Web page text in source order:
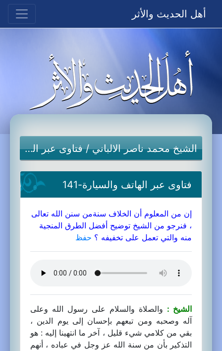
أهل الحديث والأثر
الشيخ محمد ناصر الالباني/فتاوى عبر الهاتف والسيارة
فتاوى عبر الهاتف والسيارة-141
إن من المعلوم أن الخلاف سنةمن سنن الله تعالى
، فنرجو من الشيخ توضيح أفضل الطرق المنجية
منه والتي تعمل على تخفيفه ؟ حفظ
الشيخ : والصلاة والسلام على رسول الله وعلى
آله وصحبه ومن تبعهم بإحسان إلى يوم الدين ،
بقي من كلامي شيء قليل ، آخر ما انتهينا إليه : هو
التذكير بأن من سنة الله عز وجل في عباده ، أنهم